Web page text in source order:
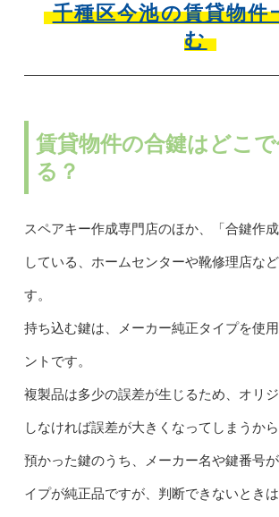
千種区今池の賃貸物件
む
賃貸物件の合鍵はどこ
る？
スペアキー作成専門店のほか、「合鍵作
している、ホームセンターや靴修理店な
す。
持ち込む鍵は、メーカー純正タイプを使
ントです。
複製品は多少の誤差が生じるため、オリ
しなければ誤差が大きくなってしまうから
預かった鍵のうち、メーカー名や鍵番号
イプが純正品ですが、判断できないとき